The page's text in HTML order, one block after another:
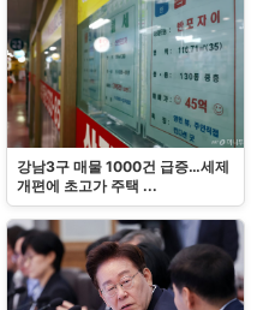
강남3구 매물 1000건 급증…세제
개편에 초고가 주택 ...